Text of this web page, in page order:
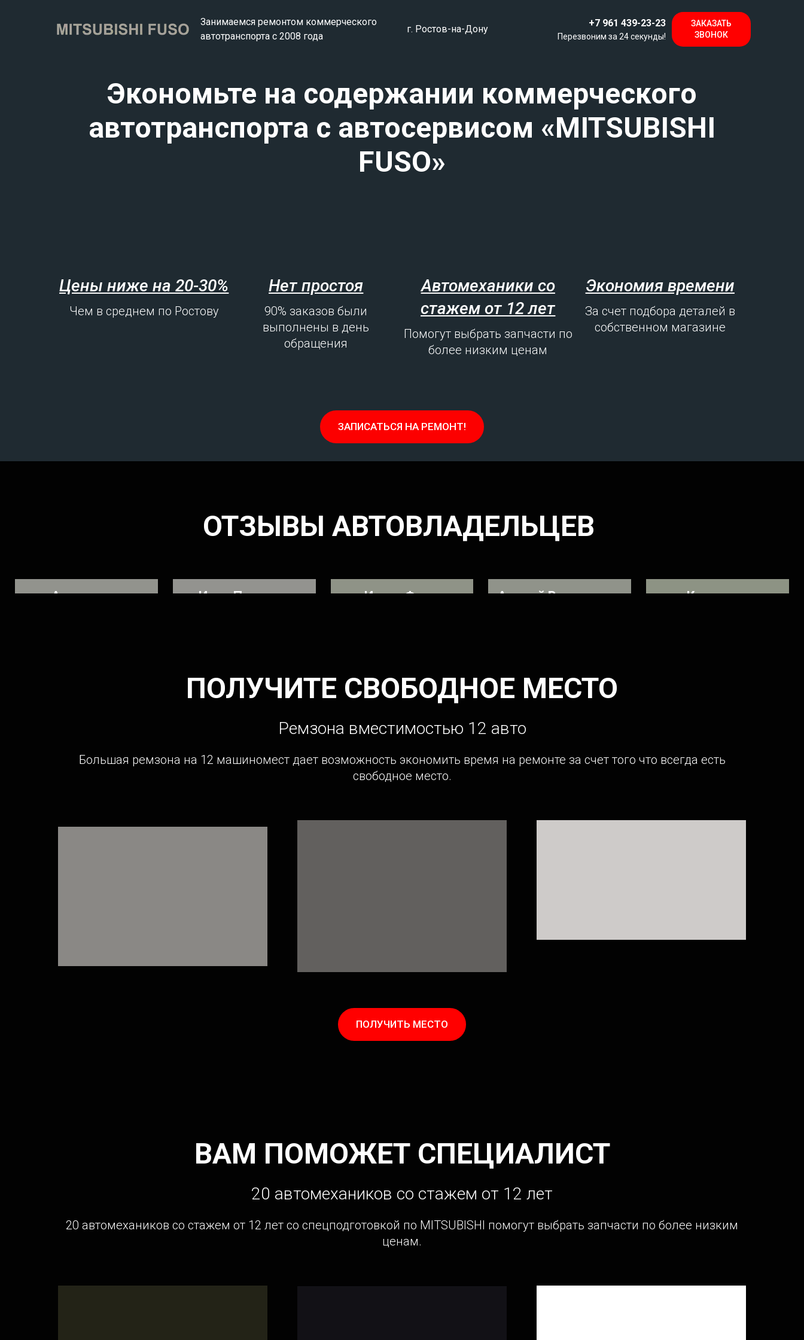
Занимаемся ремонтом коммерческого
автотранспорта с 2008 года
г. Ростов-на-Дону
+7 961 439-23-23
Перезвоним за 24 секунды!
ЗАКАЗАТЬ
ЗВОНОК
Экономьте на содержании коммерческого
автотранспорта с автосервисом «MITSUBISHI
FUSO»
Цены ниже на 20-30%
Чем в среднем по Ростову
Нет простоя
90% заказов были
выполнены в день
обращения
Автомеханики со
стажем от 12 лет
Помогут выбрать запчасти по
более низким ценам
Экономия времени
За счет подбора деталей в
собственном магазине
ЗАПИСАТЬСЯ НА РЕМОНТ!
ОТЗЫВЫ АВТОВЛАДЕЛЬЦЕВ
Александр Илья Першнев Игорь Форд Андрей Викторович
Компания
ПОЛУЧИТЕ СВОБОДНОЕ МЕСТО
Ремзона вместимостью 12 авто
Большая ремзона на 12 машиномест дает возможность экономить время на ремонте за счет того что всегда есть
свободное место.
ПОЛУЧИТЬ МЕСТО
ВАМ ПОМОЖЕТ СПЕЦИАЛИСТ
20 автомехаников со стажем от 12 лет
20 автомехаников со стажем от 12 лет со спецподготовкой по MITSUBISHI помогут выбрать запчасти по более низким
ценам.